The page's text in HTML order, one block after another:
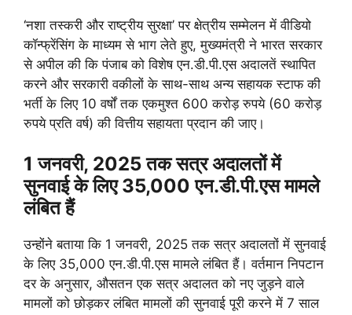
‘नशा तस्करी और राष्ट्रीय सुरक्षा’ पर क्षेत्रीय सम्मेलन में वीडियो
कॉन्फ्रेंसिंग के माध्यम से भाग लेते हुए, मुख्यमंत्री ने भारत सरकार
से अपील की कि पंजाब को विशेष एन.डी.पी.एस अदालतें स्थापित
करने और सरकारी वकीलों के साथ-साथ अन्य सहायक स्टाफ की
भर्ती के लिए 10 वर्षों तक एकमुश्त 600 करोड़ रुपये (60 करोड़
रुपये प्रति वर्ष) की वित्तीय सहायता प्रदान की जाए।
1 जनवरी, 2025 तक सत्र अदालतों में
सुनवाई के लिए 35,000 एन.डी.पी.एस मामले
लंबित हैं
उन्होंने बताया कि 1 जनवरी, 2025 तक सत्र अदालतों में सुनवाई
के लिए 35,000 एन.डी.पी.एस मामले लंबित हैं। वर्तमान निपटान
दर के अनुसार, औसतन एक सत्र अदालत को नए जुड़ने वाले
मामलों को छोड़कर लंबित मामलों की सुनवाई पूरी करने में 7 साल